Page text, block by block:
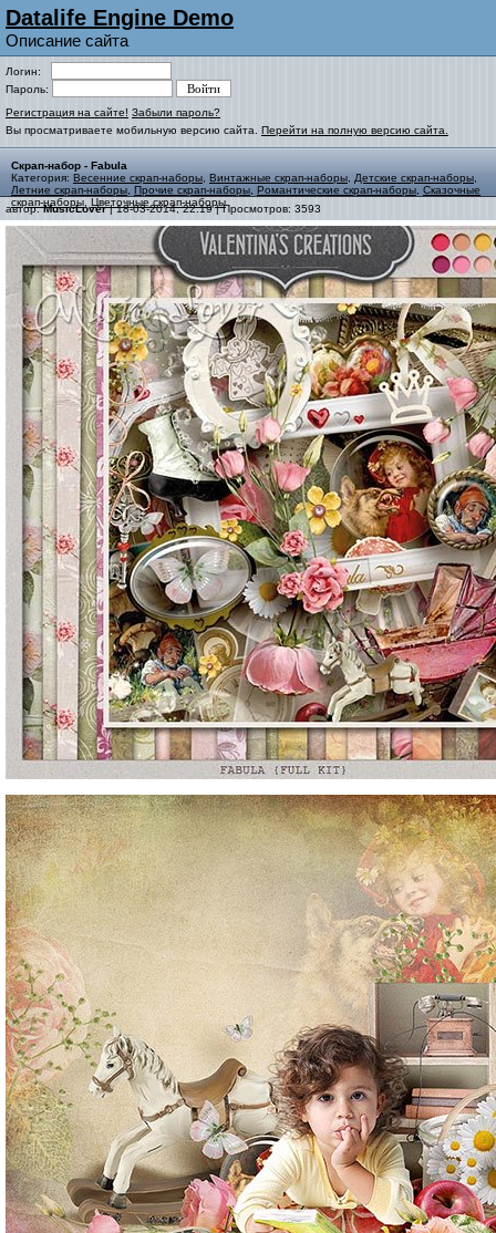
Datalife Engine Demo
Описание сайта
Логин:
Пароль:
Регистрация на сайте! Забыли пароль?
Вы просматриваете мобильную версию сайта. Перейти на полную версию сайта.
Скрап-набор - Fabula
Категория: Весенние скрап-наборы Винтажные скрап-наборы Детские скрап-наборы
Летние скрап-наборы Прочие скрап-наборы Романтические скрап-наборы Сказочные
скрап-наборы Цветочные скрап-наборы
автор:MusicLover| 18-03-2014, 22:19 | Просмотров: 3593